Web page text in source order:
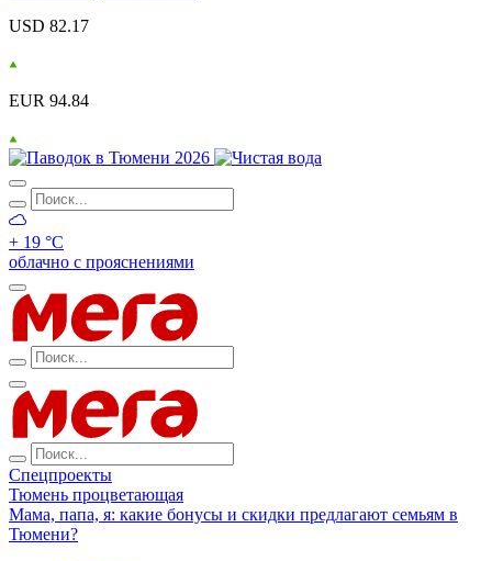
USD 82.17
EUR 94.84
+ 19 °С
облачно с прояснениями
Спецпроекты
Тюмень процветающая
Мама, папа, я: какие бонусы и скидки предлагают семьям в
Тюмени?